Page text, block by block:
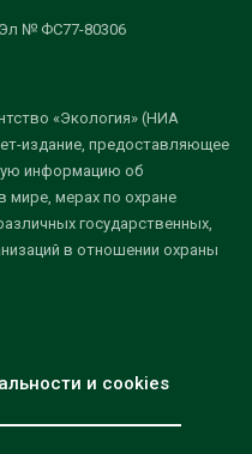
№ ФС77-80306
«Экология» (НИА
издание, предоставляющее
информацию об
мире, мерах по охране
государственных,
в отношении охраны
и cookies